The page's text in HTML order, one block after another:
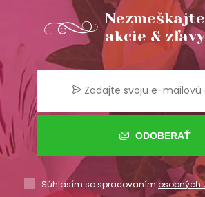
Nezmeškajte
akcie & zľavy
ODOBERAŤ
Súhlasím so spracovaním osobných